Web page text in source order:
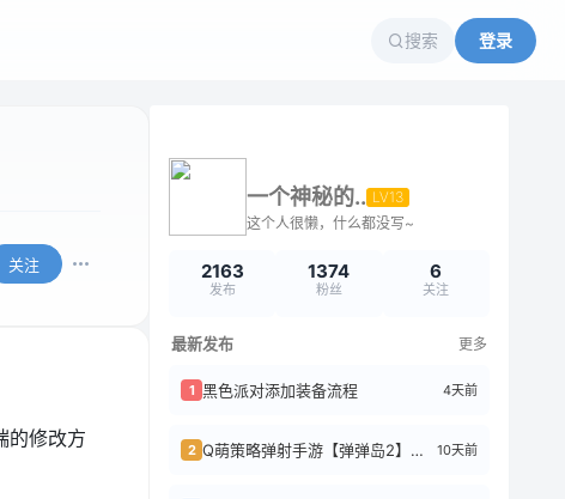
搜索 登录
关注
的修改方
一个神秘的.. LV13
这个人很懒，什么都没写~
2163
发布
1374
粉丝
6
关注
最新发布 更多
1 黑色派对添加装备流程 4天前
2 Q萌策略弹射手游【弹弹岛2】前后端全套源码+搭建教程 10天前